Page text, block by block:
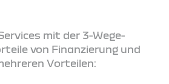
mit der 3-Wege-
von Finanzierung und
Vorteilen: